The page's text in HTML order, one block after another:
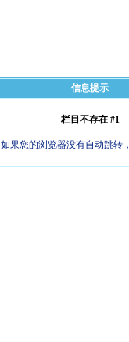
信息提示
栏目不存在 #1
如果您的浏览器没有自动跳转